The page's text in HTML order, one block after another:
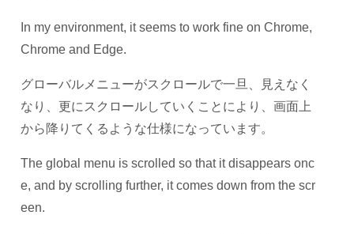
In my environment, it seems to work fine on Chrome,
Chrome and Edge.
グローバルメニューがスクロールで一旦、見えなく
なり、更にスクロールしていくことにより、画面上
から降りてくるような仕様になっています。
The global menu is scrolled so that it disappears onc
e, and by scrolling further, it comes down from the scr
een.